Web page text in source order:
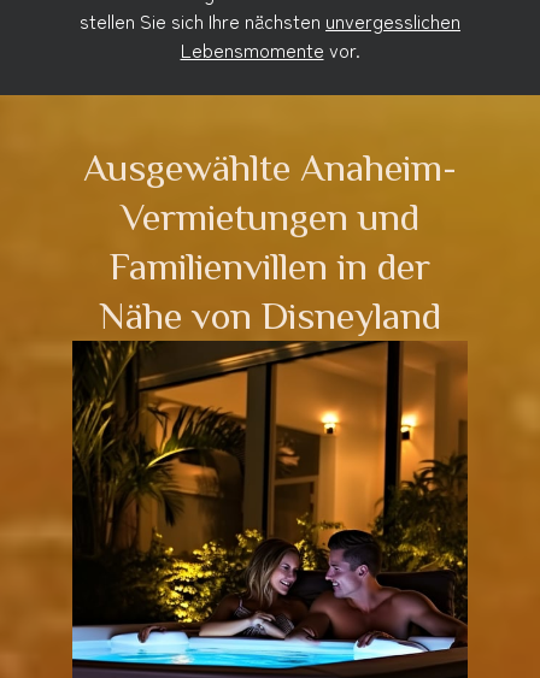
stellen Sie sich Ihre nächsten unvergesslichen
Lebensmomente vor.
Ausgewählte Anaheim-
Vermietungen und
Familienvillen in der
Nähe von Disneyland